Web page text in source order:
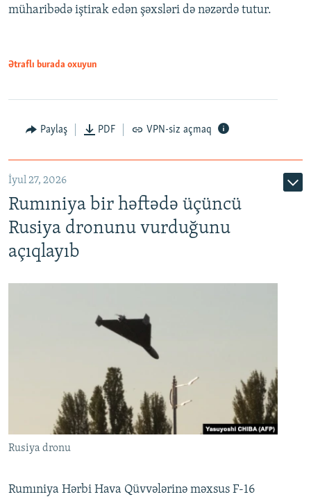
müharibədə iştirak edən şəxsləri də nəzərdə tutur.
Ətraflı burada oxuyun
Paylaş PDF VPN-siz açmaq
İyul 27, 2026
Rumıniya bir həftədə üçüncü
Rusiya dronunu vurduğunu
açıqlayıb
Rusiya dronu
Rumıniya Hərbi Hava Qüvvələrinə məxsus F-16